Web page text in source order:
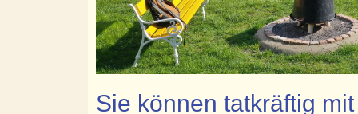
Sie können tatkräftig